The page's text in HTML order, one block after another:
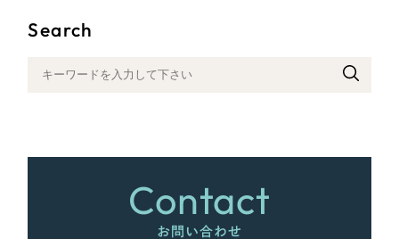
その他
Search
Contact
お問い合わせ